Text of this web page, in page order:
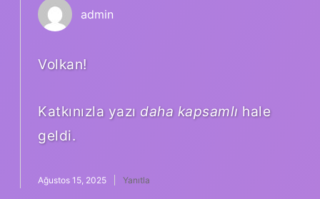
admin
Volkan!
Katkınızla yazı daha kapsamlı hale
geldi.
Ağustos 15, 2025 Yanıtla